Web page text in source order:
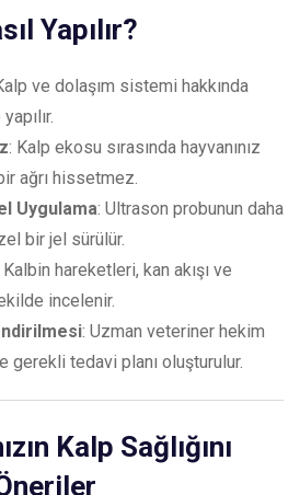
Yapılır?
ve dolaşım sistemi hakkında
: Kalp ekosu sırasında hayvanınız
ağrı hissetmez.
Uygulama: Ultrason probunun daha
bir jel sürülür.
Kalbin hareketleri, kan akışı ve
incelenir.
: Uzman veteriner hekim
gerekli tedavi planı oluşturulur.
Kalp Sağlığını